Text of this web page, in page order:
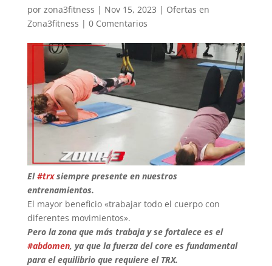
por zona3fitness | Nov 15, 2023 | Ofertas en
Zona3fitness | 0 Comentarios
El#trxsiempre presente en nuestros
entrenamientos.
El mayor beneficio «trabajar todo el cuerpo con
diferentes movimientos».
Pero la zona que más trabaja y se fortalece es el
#abdomen, ya que la fuerza del core es fundamental
para el equilibrio que requiere el TRX.